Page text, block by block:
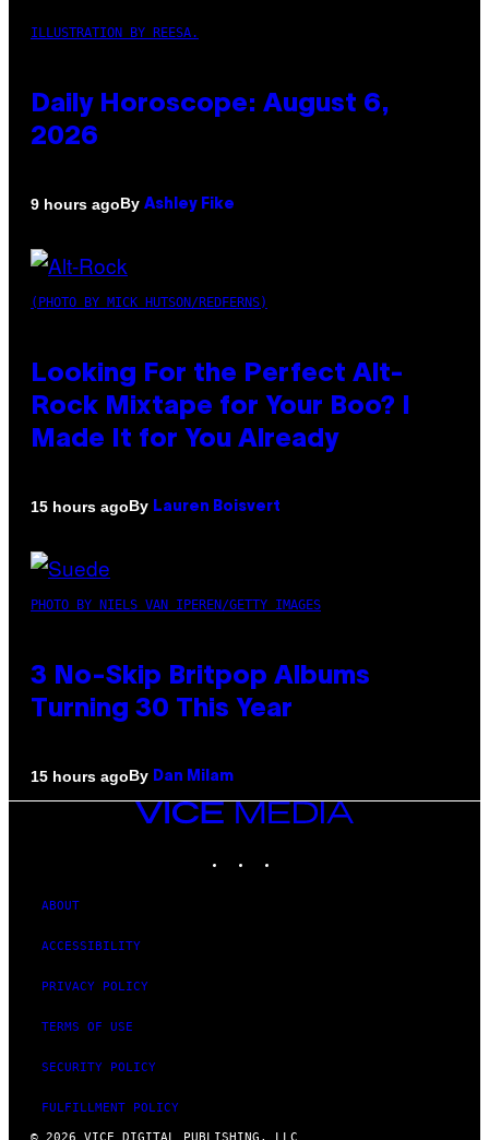
ILLUSTRATION BY REESA.
Daily Horoscope: August 6,
2026
9 hours agoBy Ashley Fike
(PHOTO BY MICK HUTSON/REDFERNS)
Looking For the Perfect Alt-
Rock Mixtape for Your Boo? I
Made It for You Already
15 hours agoBy Lauren Boisvert
PHOTO BY NIELS VAN IPEREN/GETTY IMAGES
3 No-Skip Britpop Albums
Turning 30 This Year
15 hours agoBy Dan Milam
VICE
ABOUT
ACCESSIBILITY
PRIVACY POLICY
TERMS OF USE
SECURITY POLICY
FULFILLMENT POLICY